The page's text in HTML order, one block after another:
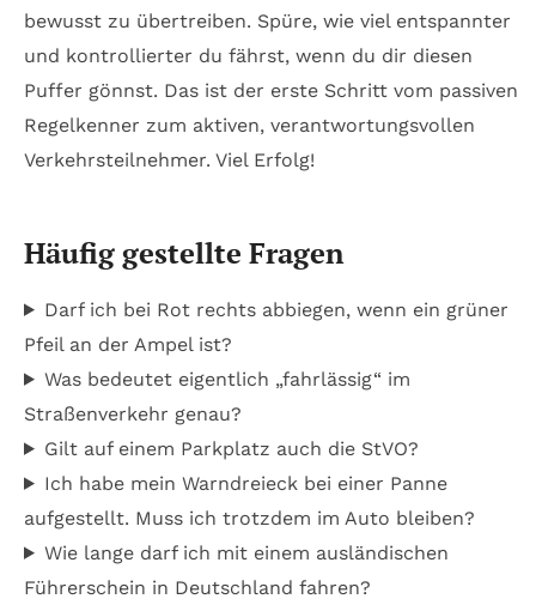
bewusst zu übertreiben. Spüre, wie viel entspannter
und kontrollierter du fährst, wenn du dir diesen
Puffer gönnst. Das ist der erste Schritt vom passiven
Regelkenner zum aktiven, verantwortungsvollen
Verkehrsteilnehmer. Viel Erfolg!
Häufig gestellte Fragen
Darf ich bei Rot rechts abbiegen, wenn ein grüner
Pfeil an der Ampel ist?
Was bedeutet eigentlich „fahrlässig“ im
Straßenverkehr genau?
Gilt auf einem Parkplatz auch die StVO?
Ich habe mein Warndreieck bei einer Panne
aufgestellt. Muss ich trotzdem im Auto bleiben?
Wie lange darf ich mit einem ausländischen
Führerschein in Deutschland fahren?